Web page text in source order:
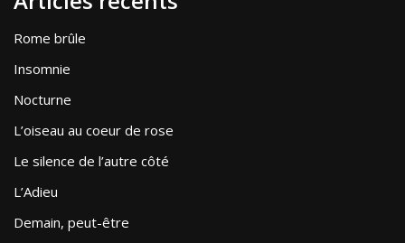
Rome brûle
Insomnie
Nocturne
L’oiseau au coeur de rose
Le silence de l’autre côté
L’Adieu
Demain, peut-être